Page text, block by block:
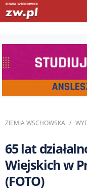
ZIEMIA WSCHOWSKA
65 lat
Wiejskich w
(FOTO)